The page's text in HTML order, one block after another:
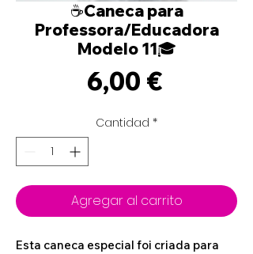
☕Caneca para
Professora/Educadora
Modelo 11🎓
6,00 €Precio
Cantidad *
Agregar al carrito
Esta caneca especial foi criada para